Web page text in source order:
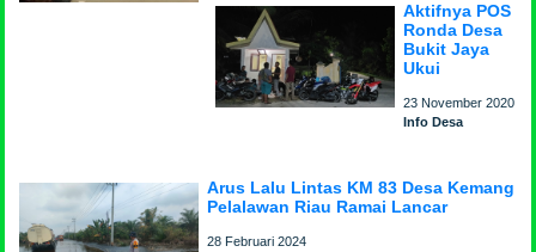
Aktifnya POS
Ronda Desa
Bukit Jaya
Ukui
23 November 2020
Info Desa
Arus Lalu Lintas KM 83 Desa Kemang
Pelalawan Riau Ramai Lancar
28 Februari 2024